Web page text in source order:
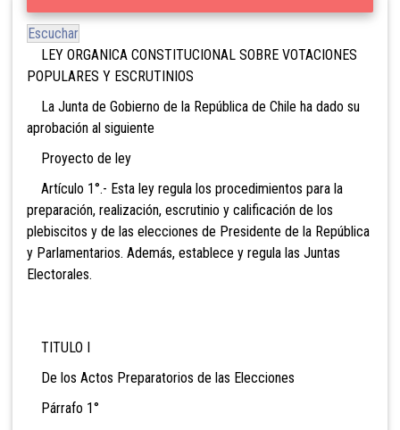
Escuchar
LEY ORGANICA CONSTITUCIONAL SOBRE VOTACIONES
POPULARES Y ESCRUTINIOS
La Junta de Gobierno de la República de Chile ha dado su
aprobación al siguiente
Proyecto de ley
Artículo 1°.- Esta ley regula los procedimientos para la
preparación, realización, escrutinio y calificación de los
plebiscitos y de las elecciones de Presidente de la República
y Parlamentarios. Además, establece y regula las Juntas
Electorales.
TITULO I
De los Actos Preparatorios de las Elecciones
Párrafo 1°